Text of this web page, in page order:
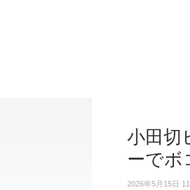
小田切
ーでボ
2026年5月15日